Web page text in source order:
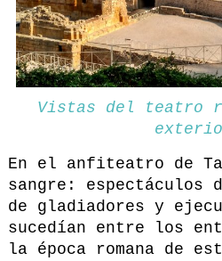
Vistas del teatro
En el anfiteatro de
sangre: espectáculos
de gladiadores y
sucedían entre los
la época romana de